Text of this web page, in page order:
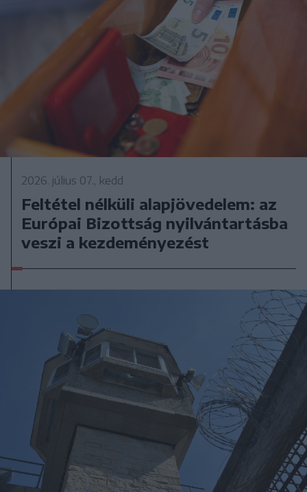
2026. július 07., kedd
Feltétel nélküli alapjövedelem: az
Európai Bizottság nyilvántartásba
veszi a kezdeményezést